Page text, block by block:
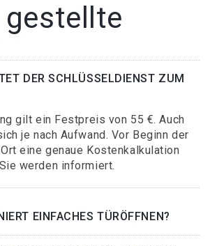
DER SCHLÜSSELDIENST ZUM
gilt ein Festpreis von 55 €. Auch
je nach Aufwand. Vor Beginn der
eine genaue Kostenkalkulation
werden informiert.
EINFACHES TÜRÖFFNEN?